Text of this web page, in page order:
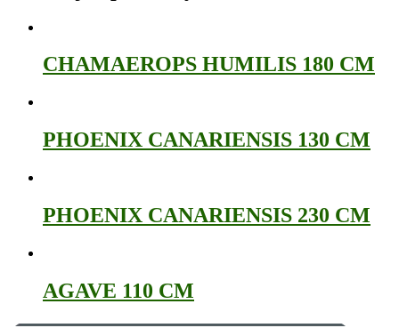
CHAMAEROPS HUMILIS 180 CM
PHOENIX CANARIENSIS 130 CM
PHOENIX CANARIENSIS 230 CM
AGAVE 110 CM